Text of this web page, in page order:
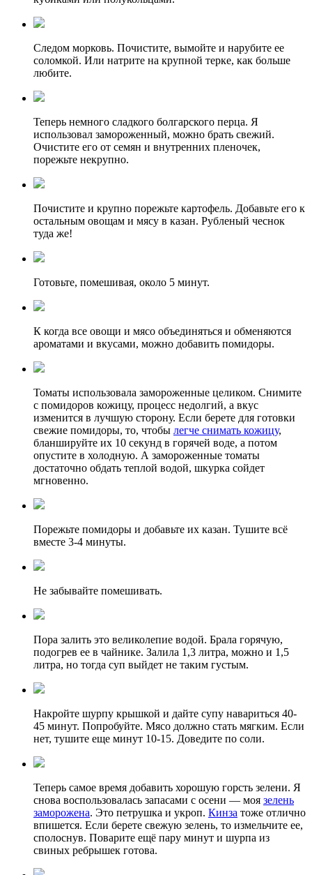
Следом морковь. Почистите, вымойте и нарубите ее
соломкой. Или натрите на крупной терке, как больше
любите.
Теперь немного сладкого болгарского перца. Я
использовал замороженный, можно брать свежий.
Очистите его от семян и внутренних пленочек,
порежьте некрупно.
Почистите и крупно порежьте картофель. Добавьте его к
остальным овощам и мясу в казан. Рубленый чеснок
туда же!
Готовьте, помешивая, около 5 минут.
К когда все овощи и мясо объединяться и обменяются
ароматами и вкусами, можно добавить помидоры.
Томаты использовала замороженные целиком. Снимите
с помидоров кожицу, процесс недолгий, а вкус
изменится в лучшую сторону. Если берете для готовки
свежие помидоры, то, чтобы легче снимать кожицу,
бланшируйте их 10 секунд в горячей воде, а потом
опустите в холодную. А замороженные томаты
достаточно обдать теплой водой, шкурка сойдет
мгновенно.
Порежьте помидоры и добавьте их казан. Тушите всё
вместе 3-4 минуты.
Не забывайте помешивать.
Пора залить это великолепие водой. Брала горячую,
подогрев ее в чайнике. Залила 1,3 литра, можно и 1,5
литра, но тогда суп выйдет не таким густым.
Накройте шурпу крышкой и дайте супу навариться 40-
45 минут. Попробуйте. Мясо должно стать мягким. Если
нет, тушите еще минут 10-15. Доведите по соли.
Теперь самое время добавить хорошую горсть зелени. Я
снова воспользовалась запасами с осени — моя зелень
заморожена. Это петрушка и укроп. Кинза тоже отлично
впишется. Если берете свежую зелень, то измельчите ее,
сполоснув. Поварите ещё пару минут и шурпа из
свиных ребрышек готова.